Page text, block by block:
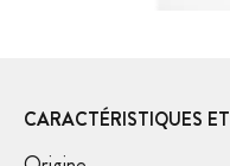
CARACTÉRISTIQUES